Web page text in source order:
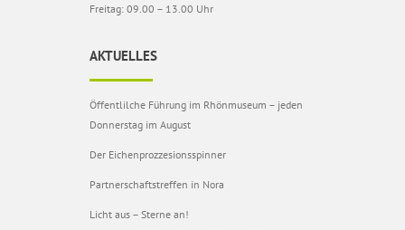
Freitag: 09.00 – 13.00 Uhr
AKTUELLES
Öffentlilche Führung im Rhönmuseum – jeden
Donnerstag im August
Der Eichenprozzesionsspinner
Partnerschaftstreffen in Nora
Licht aus – Sterne an!